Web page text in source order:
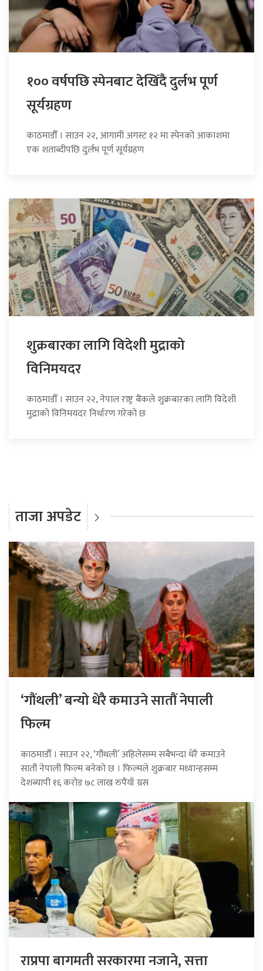
१०० वर्षपछि स्पेनबाट देखिँदै दुर्लभ पूर्ण
सूर्यग्रहण
काठमाडौँ । साउन २२, आगामी अगस्ट १२ मा स्पेनको आकाशमा
एक शताब्दीपछि दुर्लभ पूर्ण सूर्यग्रहण
शुक्रबारका लागि विदेशी मुद्राको
विनिमयदर
काठमाडौँ । साउन २२, नेपाल राष्ट्र बैंकले शुक्रबारका लागि विदेशी
मुद्राको विनिमयदर निर्धारण गरेको छ
ताजा अपडेट
‘गौंथली’ बन्यो धेरै कमाउने सातौं नेपाली
फिल्म
काठमाडौँ । साउन २२, ‘गौंथली’ अहिलेसम्म सबैभन्दा धेरै कमाउने
सातौं नेपाली फिल्म बनेको छ । फिल्मले शुक्रबार मध्यान्हसम्म
देशब्यापी १६ करोड ७८ लाख रुपैयाँ ग्रस
राप्रपा बागमती सरकारमा नजाने, सत्ता